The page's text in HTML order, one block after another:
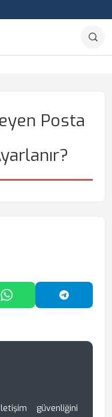
Posta
WhatsApp'ta Paylaş
güvenliğini